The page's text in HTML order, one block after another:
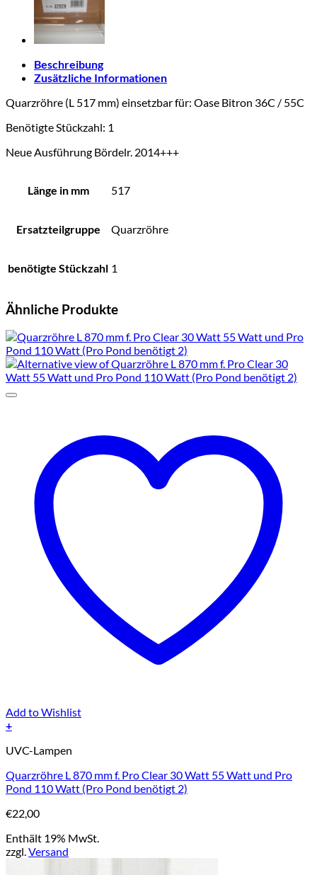
Beschreibung
Zusätzliche Informationen
Quarzröhre (L 517 mm) einsetzbar für: Oase Bitron 36C / 55C
Benötigte Stückzahl: 1
Neue Ausführung Bördelr. 2014+++
Länge in mm 517
Ersatzteilgruppe Quarzröhre
benötigte Stückzahl 1
Ähnliche Produkte
Add to Wishlist
+
UVC-Lampen
Quarzröhre L 870 mm f. Pro Clear 30 Watt 55 Watt und Pro
Pond 110 Watt (Pro Pond benötigt 2)
€22,00
Enthält 19% MwSt.
zzgl.Versand